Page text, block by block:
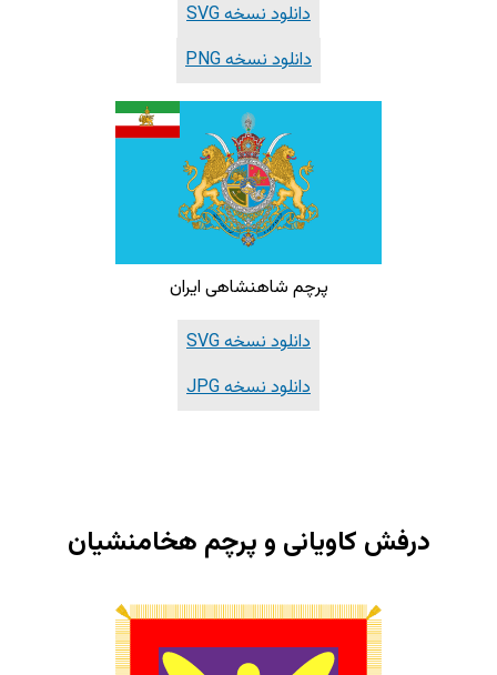
دانلود نسخه SVG
دانلود نسخه PNG
پرچم شاهنشاهی ایران
دانلود نسخه SVG
دانلود نسخه JPG
درفش کاویانی و پرچم هخامنشیان